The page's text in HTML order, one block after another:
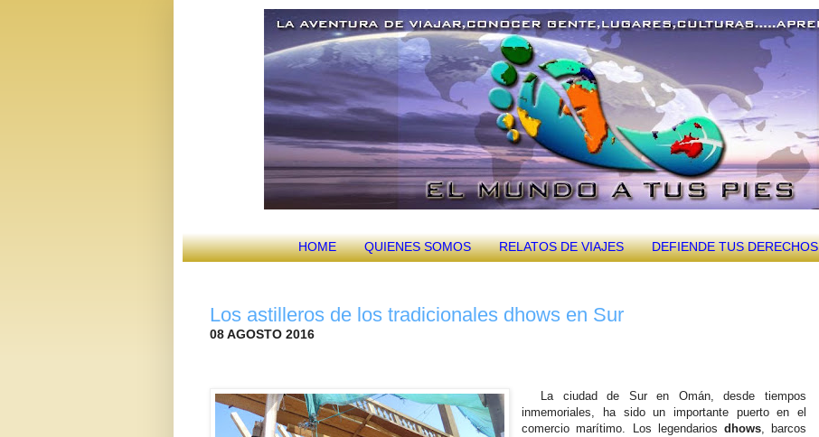
HOME QUIENES SOMOS RELATOS DE VIAJES DEFIENDE TUS DERECHOS
Los astilleros de los tradicionales dhows en Sur
08 AGOSTO 2016
La ciudad de Sur en Omán, desde tiempos
inmemoriales, ha sido un importante puerto en el
comercio marítimo. Los legendarios dhows, barcos